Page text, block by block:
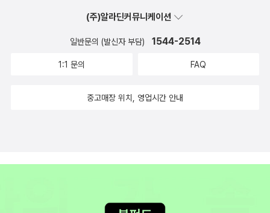
(주)알라딘커뮤니케이션
일반문의 (발신자 부담) 1544-2514
1:1 문의 FAQ
중고매장 위치, 영업시간 안내